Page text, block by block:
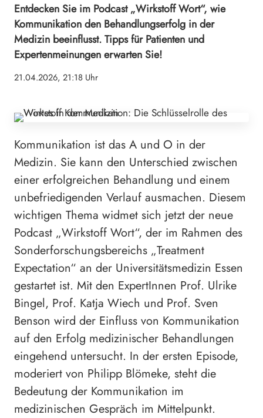
Entdecken Sie im Podcast „Wirkstoff Wort“, wie
Kommunikation den Behandlungserfolg in der
Medizin beeinflusst. Tipps für Patienten und
Expertenmeinungen erwarten Sie!
21.04.2026, 21:18 Uhr
Kommunikation ist das A und O in der
Medizin. Sie kann den Unterschied zwischen
einer erfolgreichen Behandlung und einem
unbefriedigenden Verlauf ausmachen. Diesem
wichtigen Thema widmet sich jetzt der neue
Podcast „Wirkstoff Wort“, der im Rahmen des
Sonderforschungsbereichs „Treatment
Expectation“ an der Universitätsmedizin Essen
gestartet ist. Mit den ExpertInnen Prof. Ulrike
Bingel, Prof. Katja Wiech und Prof. Sven
Benson wird der Einfluss von Kommunikation
auf den Erfolg medizinischer Behandlungen
eingehend untersucht. In der ersten Episode,
moderiert von Philipp Blömeke, steht die
Bedeutung der Kommunikation im
medizinischen Gespräch im Mittelpunkt.